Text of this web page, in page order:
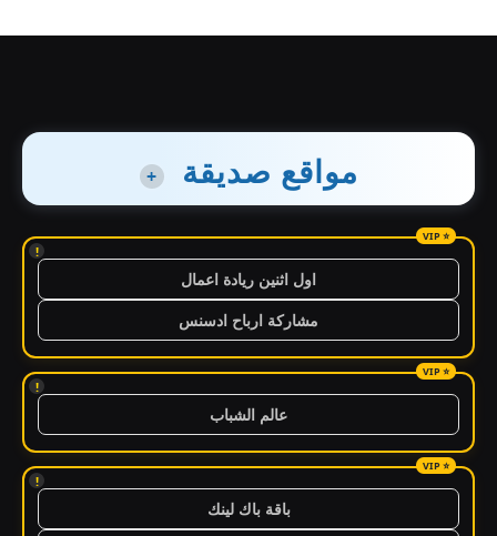
مواقع صديقة +
!
اول اثنين ريادة اعمال
مشاركة ارباح ادسنس
!
عالم الشباب
!
باقة باك لينك